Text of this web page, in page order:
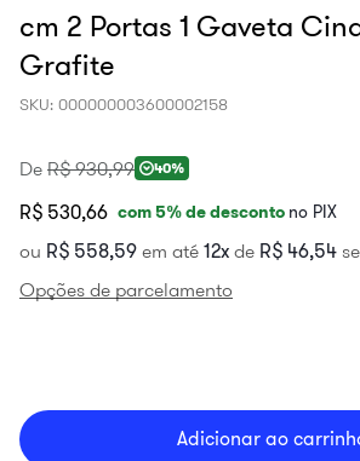
cm 2 Portas 1 Gaveta
Grafite
SKU: 000000003600002158
De R$ 930,99 40%
R$ 530,66 com5% de desconto no PIX
ou R$ 558,59 em até 12 de R$ 46,54
Opções de parcelamento
Adicionar ao